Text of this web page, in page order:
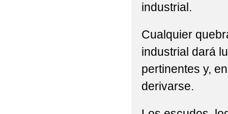
industrial.
Cualquier
industrial dará
pertinentes y,
derivarse.